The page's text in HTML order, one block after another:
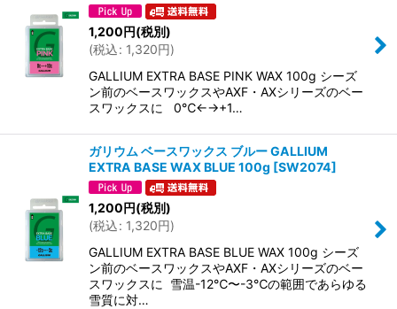
1,200円(税別)
(税込: 1,320円)
GALLIUM EXTRA BASE PINK WAX 100g シーズ
ン前のベースワックスやAXF・AXシリーズのベー
スワックスに 0℃←→+1…
ガリウム ベースワックス ブルー GALLIUM
EXTRA BASE WAX BLUE 100g [SW2074]
1,200円(税別)
(税込: 1,320円)
GALLIUM EXTRA BASE BLUE WAX 100g シーズ
ン前のベースワックスやAXF・AXシリーズのベー
スワックスに 雪温-12℃〜-3℃の範囲であらゆる
雪質に対…